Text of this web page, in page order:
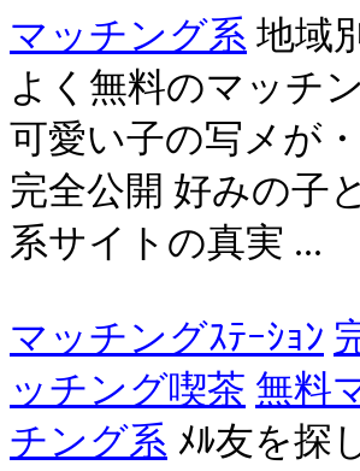
マッチング系 地域
よく無料のマッチ
可愛い子の写メが
完全公開 好みの子
系サイトの真実 ...
マッチングｽﾃｰｼｮﾝ
ッチング喫茶 無料
チング系 ﾒﾙ友を探